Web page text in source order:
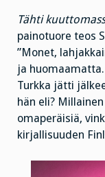
Tähti
painotuore teos
”Monet,
ja
Turkka jätti
hän eli?
omaperäisiä,
kirjallisuuden